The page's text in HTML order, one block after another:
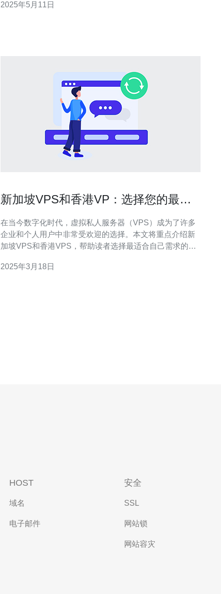
高的安全性和可靠性。 新加坡作为亚洲经济中心和科技创
2025年5月11日
新加坡VPS和香港VP：选择您的最佳
在当今数字化时代，虚拟私人服务器（VPS）成为了许多
企业和个人用户中非常受欢迎的选择。本文将重点介绍新
加坡VPS和香港VPS，帮助读者选择最适合自己需求的虚
拥有先进的网络基础设施和稳定的网络连接。选择新加坡
2025年3月18日
HOST
域名
电子邮件
安全
SSL
网站锁
网站容灾